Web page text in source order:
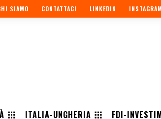
SIAMO CONTATTACI LINKEDIN INSTAGRAM
ITALIA-UNGHERIA FDI-